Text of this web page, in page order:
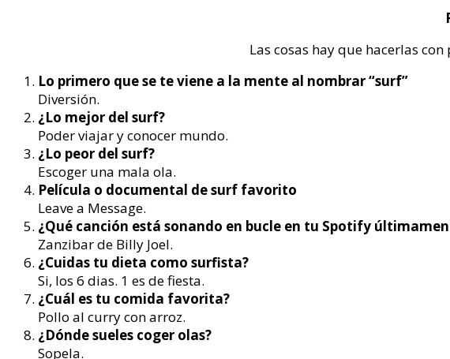
Las cosas hay que hacerlas
Lo primero que se te viene a la mente al nombrar “surf”
Diversión.
¿Lo mejor del surf?
Poder viajar y conocer mundo.
¿Lo peor del surf?
Escoger una mala ola.
Película o documental de surf favorito
Leave a Message.
¿Qué canción está sonando en bucle en tu Spotify
Zanzibar de Billy Joel.
¿Cuidas tu dieta como surfista?
Si, los 6 dias. 1 es de fiesta.
¿Cuál es tu comida favorita?
Pollo al curry con arroz.
¿Dónde sueles coger olas?
Sopela.